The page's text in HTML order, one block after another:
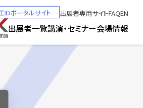
IDポータルサイト 出展者専用サイトFAQEN
出展者一覧講演・セミナー会場情報